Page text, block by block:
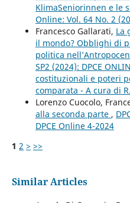
KlimaSeniorinnen e le
Online: Vol. 64 No. 2
Francesco Gallarati, La
il mondo? Obblighi di
politica
SP2 (2024): DPCE
costituzionali e poteri
comparata - A cura di
Lorenzo Cuocolo,
alla seconda parte ,
DPCE Online 4-2024
1 2 > >>
Similar Articles